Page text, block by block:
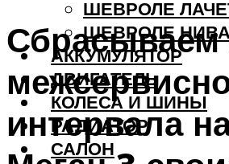
ШЕВРОЛЕ
ШЕВРОЛЕ
АККУМУЛЯТОР
ДВИГАТЕЛЬ
КОЛЕСА И ШИНЫ
РАДИАТОР
САЛОН
Сбрасываем
интервала